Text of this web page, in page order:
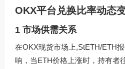
OKX平台兑换比率动态
1 市场供需关系
在OKX现货市场上,StETH/ETH
响，当ETH价格上涨时，持有者